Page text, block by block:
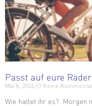
Passt auf eure
Mai 8, 2024 Keine
Wie haltet ihr es? Morgen